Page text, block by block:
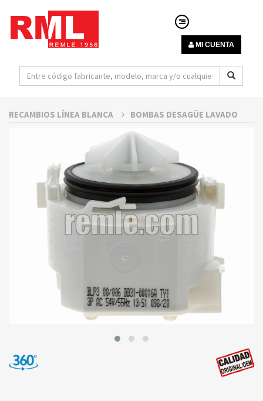
MI CUENTA
RECAMBIOS LÍNEA BLANCA BOMBAS DESAGÜE LAVADO